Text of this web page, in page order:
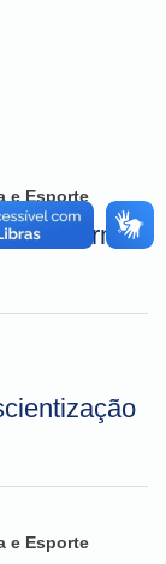
e Esporte
Irmã
e Esporte